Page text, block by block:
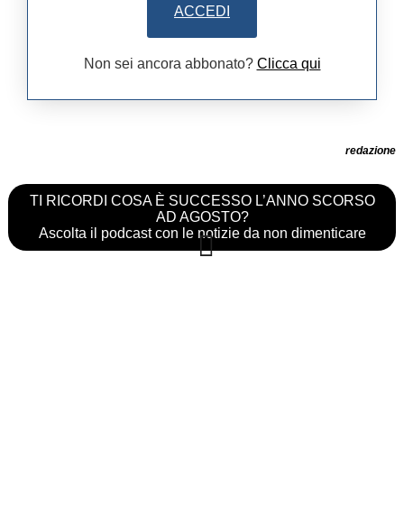
ACCEDI
Non sei ancora abbonato? Clicca qui
redazione
TI RICORDI COSA È SUCCESSO L’ANNO SCORSO
AD AGOSTO?
Ascolta il podcast con le notizie da non dimenticare